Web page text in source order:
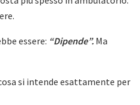
essere: “Dipende”. Ma
si intende esattamente per